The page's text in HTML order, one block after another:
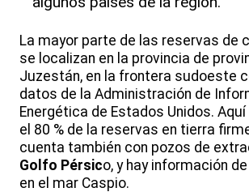
La mayor parte de las reservas de
se localizan en la provincia de
Juzestán, en la frontera sudoeste
datos de la Administración de
Energética de Estados Unidos.
el 80 % de la reservas en tierra
cuenta también con pozos de
Golfo Pérsico, y hay información
en el mar Caspio.